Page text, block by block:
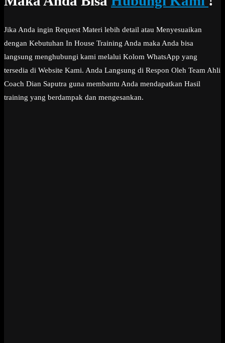
Jika Anda ingin Request Materi lebih detail atau Menyesuaikan
dengan Kebutuhan In House Training Anda maka Anda bisa
langsung menghubungi kami melalui Kolom WhatsApp yang
tersedia di Website Kami. Anda Langsung di Respon Oleh Team Ahli
Coach Dian Saputra guna membantu Anda mendapatkan Hasil
training yang berdampak dan mengesankan.